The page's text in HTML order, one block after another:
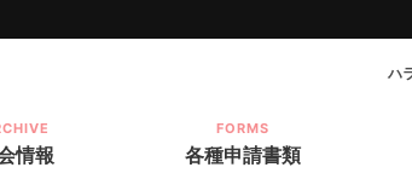
ハ
情報
FORMS
各種申請書類